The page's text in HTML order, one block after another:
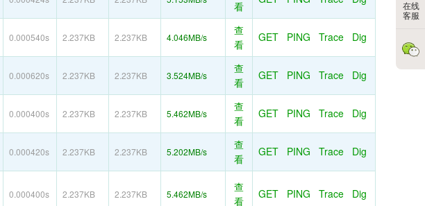
看
0.000540s 2.237KB 2.237KB 4.046MB/s
查
看
GET PING Trace Dig
0.000620s 2.237KB 2.237KB 3.524MB/s
查
看
GET PING Trace Dig
0.000400s 2.237KB 2.237KB 5.462MB/s
查
看
GET PING Trace Dig
0.000420s 2.237KB 2.237KB 5.202MB/s
查
看
GET PING Trace Dig
0.000400s 2.237KB 2.237KB 5.462MB/s
查
看
GET PING Trace Dig
在线
客服